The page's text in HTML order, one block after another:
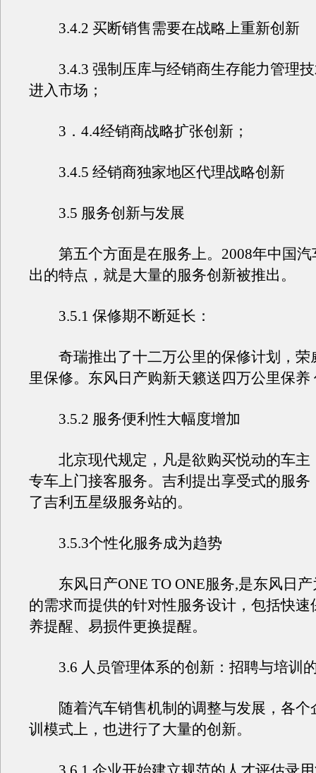
3.4.2 买断销售需要在战略上重新创新
3.4.3 强制压库与经销商生存能力管理技
进入市场；
3．4.4经销商战略扩张创新；
3.4.5 经销商独家地区代理战略创新
3.5 服务创新与发展
第五个方面是在服务上。2008年中国汽
出的特点，就是大量的服务创新被推出。
3.5.1 保修期不断延长：
奇瑞推出了十二万公里的保修计划，荣
里保修。东风日产购新天籁送四万公里保养
3.5.2 服务便利性大幅度增加
北京现代规定，凡是欲购买悦动的车主
专车上门接客服务。吉利提出享受式的服务
了吉利五星级服务站的。
3.5.3个性化服务成为趋势
东风日产ONE TO ONE服务,是东风日产
的需求而提供的针对性服务设计，包括快速
养提醒、易损件更换提醒。
3.6 人员管理体系的创新：招聘与培训
随着汽车销售机制的调整与发展，各个
训模式上，也进行了大量的创新。